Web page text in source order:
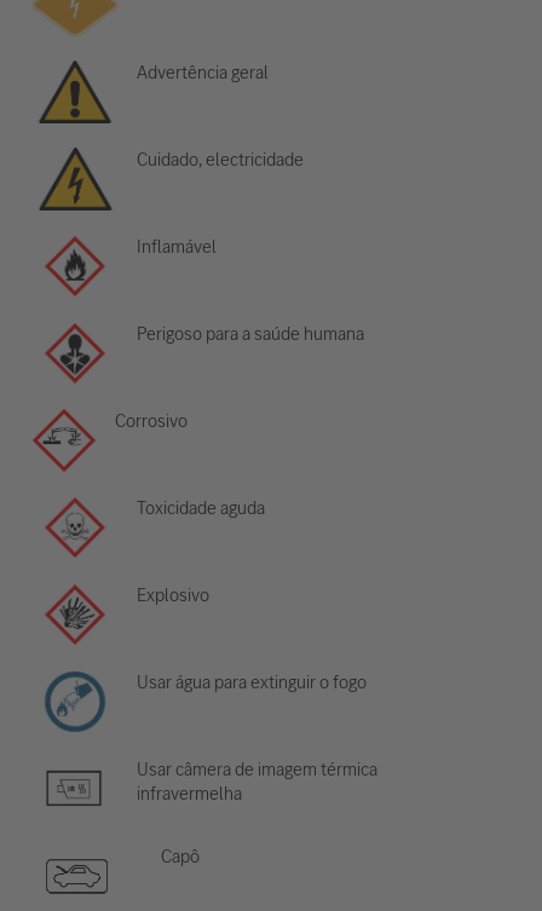
Advertência geral
Cuidado, electricidade
Inflamável
Perigoso para a saúde humana
Corrosivo
Toxicidade aguda
Explosivo
Usar água para extinguir o fogo
Usar câmera de imagem térmica
infravermelha
Capô